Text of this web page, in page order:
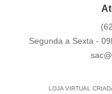
Segunda a Sexta -
LOJA VIRTUAL